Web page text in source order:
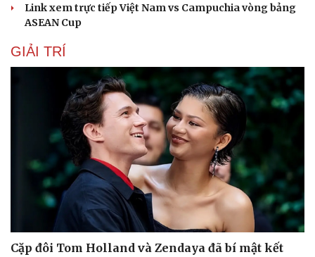
Link xem trực tiếp Việt Nam vs Campuchia vòng bảng
ASEAN Cup
GIẢI TRÍ
Cặp đôi Tom Holland và Zendaya đã bí mật kết